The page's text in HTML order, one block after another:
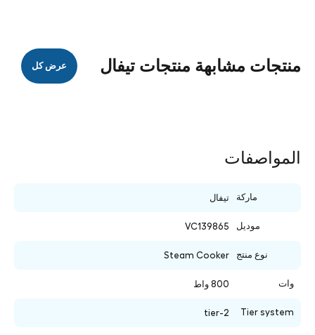
منتجات مشابهة منتجات تيفال عرض كل
المواصفات
ماركة تيفال
موديل VC139865
نوع منتج Steam Cooker
وات 800 واط
Tier system
2-tier